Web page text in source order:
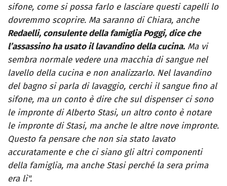
sifone, come si possa farlo e lasciare questi capelli lo
dovremmo scoprire. Ma saranno di Chiara, anche
Redaelli, consulente della famiglia Poggi, dice che
l’assassino ha usato il lavandino della cucina. Ma vi
sembra normale vedere una macchia di sangue nel
lavello della cucina e non analizzarlo. Nel lavandino
del bagno si parla di lavaggio, cerchi il sangue fino al
sifone, ma un conto è dire che sul dispenser ci sono
le impronte di Alberto Stasi, un altro conto è notare
le impronte di Stasi, ma anche le altre nove impronte.
Questo fa pensare che non sia stato lavato
accuratamente e che ci siano gli altri componenti
della famiglia, ma anche Stasi perché la sera prima
era lì".